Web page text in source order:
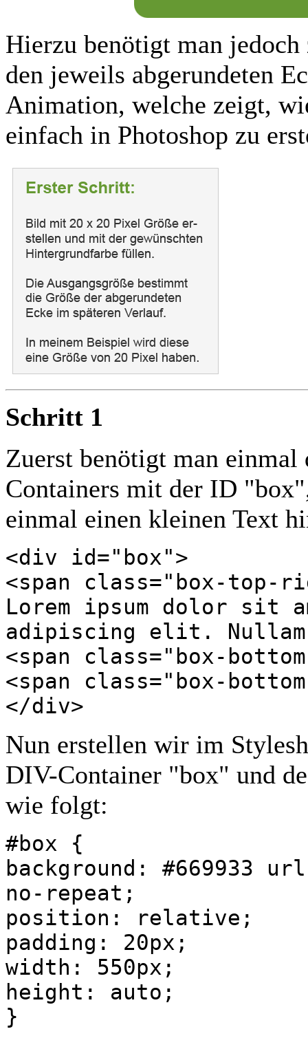
Hierzu benötigt man
den jeweils abgerundeten
Animation, welche zeigt,
einfach in Photoshop zu
Schritt 1
Zuerst benötigt man
Containers mit der ID
einmal einen kleinen Text
<div id="box">
<span class="box-top-
Lorem ipsum dolor sit
adipiscing elit.
<span class="box-
<span class="box-
</div>
Nun erstellen wir im
DIV-Container "box" und
wie folgt:
#box {
background: #669933
no-repeat;
position: relative;
padding: 20px;
width: 550px;
height: auto;
}